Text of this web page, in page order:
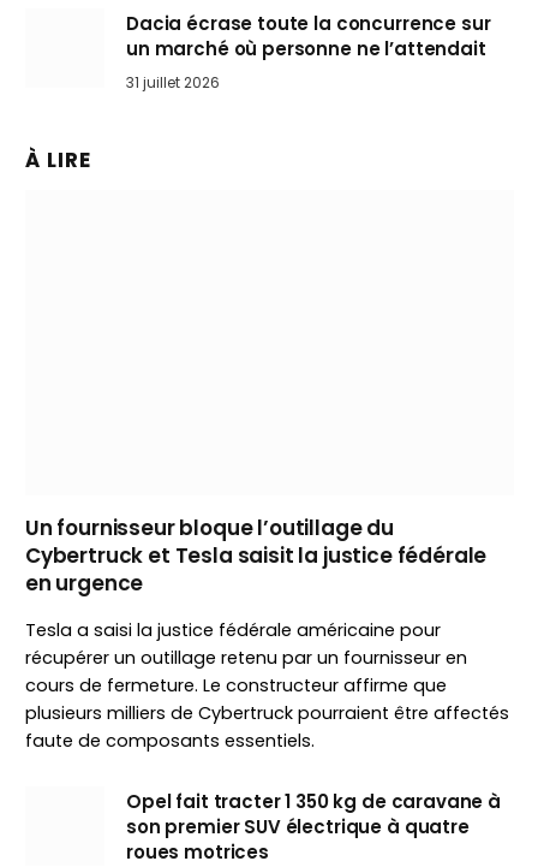
Dacia écrase toute la concurrence sur
un marché où personne ne l’attendait
31 juillet 2026
À LIRE
Un fournisseur bloque l’outillage du
Cybertruck et Tesla saisit la justice fédérale
en urgence
Tesla a saisi la justice fédérale américaine pour
récupérer un outillage retenu par un fournisseur en
cours de fermeture. Le constructeur affirme que
plusieurs milliers de Cybertruck pourraient être affectés
faute de composants essentiels.
Opel fait tracter 1 350 kg de caravane à
son premier SUV électrique à quatre
roues motrices